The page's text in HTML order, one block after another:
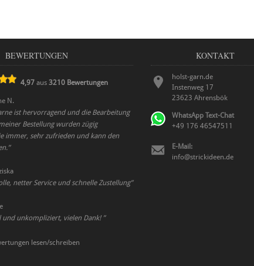
BEWERTUNGEN
4,97 aus3210 Bewertungen
N.
ist hervorragend und die Bearbeitung
Bestellung wurden zügig
immer, sehr zufrieden und kann den
”
netter Service und schnelle Zustellung”
und unkompliziert, vielen Dank! ”
lesen/schreiben
KONTAKT
holst-garn.de
Instenweg 17
23623 Ahrensbök
WhatsApp Text-Chat
+49 176 46547511
E-Mail:
info@strickideen.de